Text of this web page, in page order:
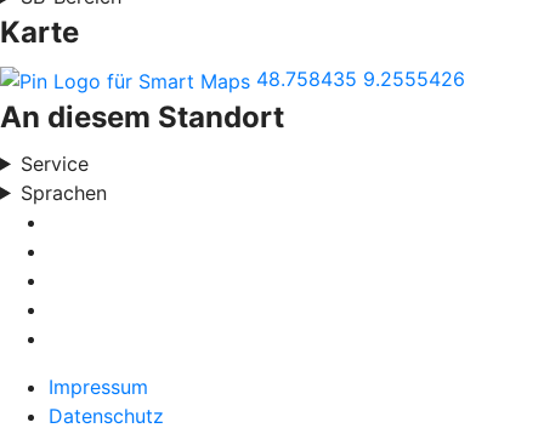
Karte
48.758435 9.2555426
An diesem Standort
Service
Sprachen
Impressum
Datenschutz